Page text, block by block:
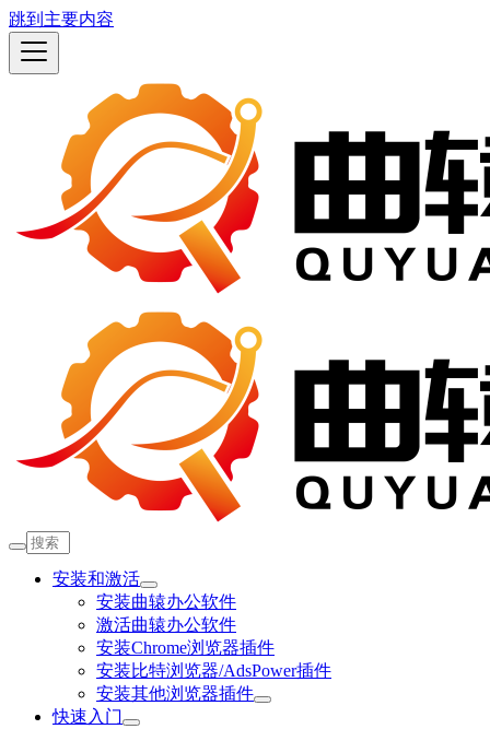
跳到主要内容
安装和激活
安装曲辕办公软件
激活曲辕办公软件
安装Chrome浏览器插件
安装比特浏览器/AdsPower插件
安装其他浏览器插件
快速入门